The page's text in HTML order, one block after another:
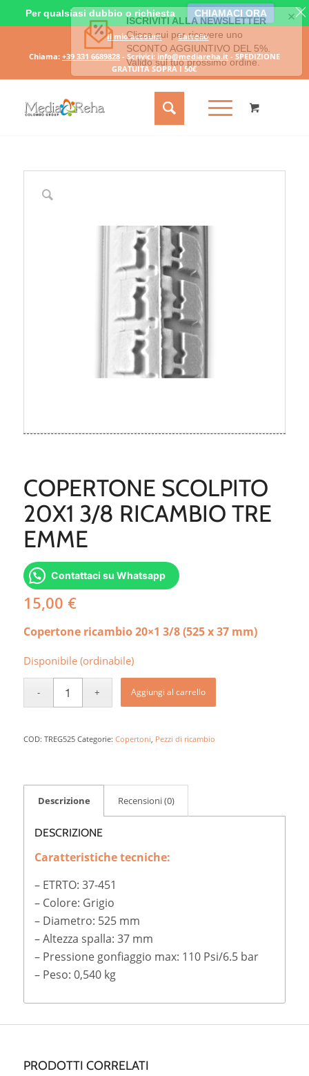
Il mio account
Carrello
Chiama: +39 331 6689828- Scrivici: info@mediareha.it- SPEDIZIONE
GRATUITA SOPRA I 50€
COPERTONE SCOLPITO
20X1 3/8 RICAMBIO TRE
EMME
Contattaci su Whatsapp
15,00 €
Copertone ricambio20×1 3/8(525 x 37 mm)
Disponibile (ordinabile)
Aggiungi al carrello
COD: TREG525 Categorie: Copertoni, Pezzi di ricambio
Descrizione Recensioni (0)
DESCRIZIONE
Caratteristiche tecniche:
– ETRTO: 37-451
– Colore: Grigio
– Diametro: 525 mm
– Altezza spalla: 37 mm
– Pressione gonfiaggio max: 110 Psi/6.5 bar
– Peso: 0,540 kg
PRODOTTI CORRELATI
Per qualsiasi dubbio o richiesta CHIAMACI ORA